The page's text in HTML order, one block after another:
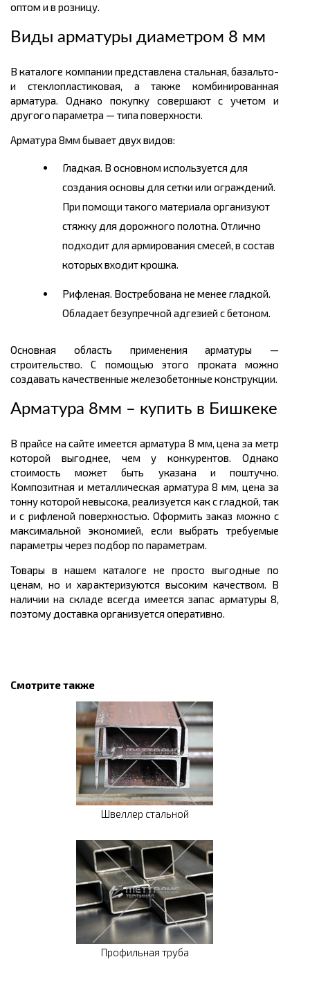
оптом и в розницу.
Виды арматуры диаметром 8 мм
В каталоге компании представлена стальная, базальто-
и стеклопластиковая, а также комбинированная
арматура. Однако покупку совершают с учетом и
другого параметра — типа поверхности.
Арматура 8мм бывает двух видов:
Гладкая. В основном используется для
создания основы для сетки или ограждений.
При помощи такого материала организуют
стяжку для дорожного полотна. Отлично
подходит для армирования смесей, в состав
которых входит крошка.
Рифленая. Востребована не менее гладкой.
Обладает безупречной адгезией с бетоном.
Основная область применения арматуры —
строительство. С помощью этого проката можно
создавать качественные железобетонные конструкции.
Арматура 8мм – купить в Бишкеке
В прайсе на сайте имеется арматура 8 мм, цена за метр
которой выгоднее, чем у конкурентов. Однако
стоимость может быть указана и поштучно.
Композитная и металлическая арматура 8 мм, цена за
тонну которой невысока, реализуется как с гладкой, так
и с рифленой поверхностью. Оформить заказ можно с
максимальной экономией, если выбрать требуемые
параметры через подбор по параметрам.
Товары в нашем каталоге не просто выгодные по
ценам, но и характеризуются высоким качеством. В
наличии на складе всегда имеется запас арматуры 8,
поэтому доставка организуется оперативно.
Смотрите также
Швеллер стальной
Профильная труба